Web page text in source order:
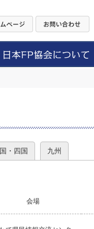
・四国 九州
会場